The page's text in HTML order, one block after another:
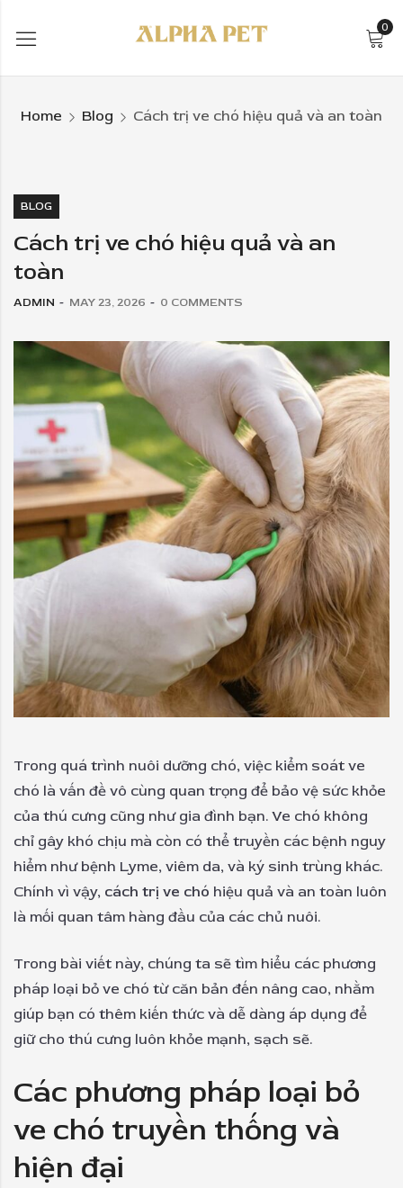
0
Home Blog Cách trị ve chó hiệu quả và an toàn
BLOG
Cách trị ve chó hiệu quả và an
toàn
ADMIN MAY 23, 2026 0 COMMENTS
Trong quá trình nuôi dưỡng chó, việc kiểm soát ve
chó là vấn đề vô cùng quan trọng để bảo vệ sức khỏe
của thú cưng cũng như gia đình bạn. Ve chó không
chỉ gây khó chịu mà còn có thể truyền các bệnh nguy
hiểm như bệnh Lyme, viêm da, và ký sinh trùng khác.
Chính vì vậy, cách trị ve chó hiệu quả và an toàn luôn
là mối quan tâm hàng đầu của các chủ nuôi.
Trong bài viết này, chúng ta sẽ tìm hiểu các phương
pháp loại bỏ ve chó từ căn bản đến nâng cao, nhằm
giúp bạn có thêm kiến thức và dễ dàng áp dụng để
giữ cho thú cưng luôn khỏe mạnh, sạch sẽ.
Các phương pháp loại bỏ
ve chó truyền thống và
hiện đại